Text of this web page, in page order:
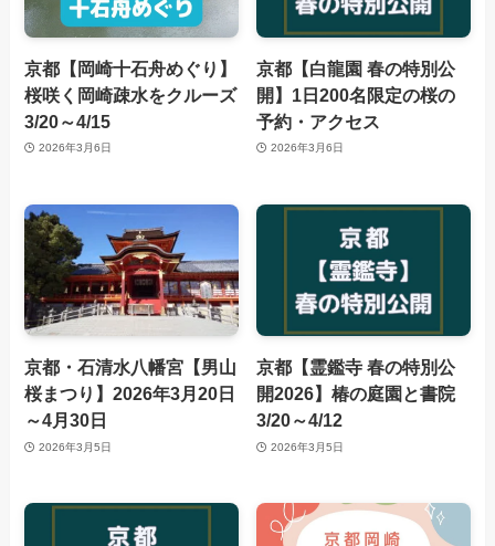
京都【岡崎十石舟めぐり】
桜咲く岡崎疎水をクルーズ
3/20～4/15
2026年3月6日
京都【白龍園 春の特別公
開】1日200名限定の桜の
予約・アクセス
2026年3月6日
京都・石清水八幡宮【男山
桜まつり】2026年3月20日
～4月30日
2026年3月5日
京都【霊鑑寺 春の特別公
開2026】椿の庭園と書院
3/20～4/12
2026年3月5日